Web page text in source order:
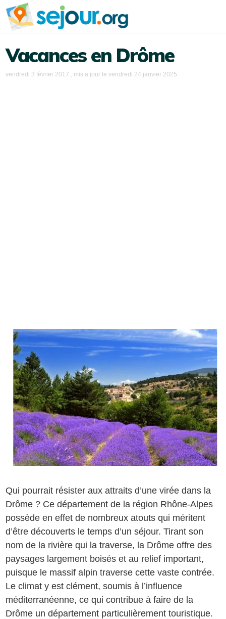
Vacances en Drôme
vendredi 3 février 2017 , mis a jour levendredi 24 janvier 2025
Qui pourrait résister aux attraits d’une virée dans la
Drôme ? Ce département de la région Rhône-Alpes
possède en effet de nombreux atouts qui méritent
d’être découverts le temps d’un séjour. Tirant son
nom de la rivière qui la traverse, la Drôme offre des
paysages largement boisés et au relief important,
puisque le massif alpin traverse cette vaste contrée.
Le climat y est clément, soumis à l’influence
méditerranéenne, ce qui contribue à faire de la
Drôme un département particulièrement touristique.